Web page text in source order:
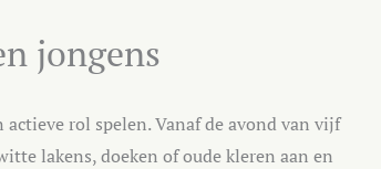
jongens
actieve rol spelen. Vanaf de avond van vijf
lakens, doeken of oude kleren aan en